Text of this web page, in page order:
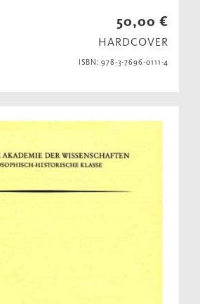
50,00 €
HARDCOVER
ISBN: 978-3-7696-0111-4